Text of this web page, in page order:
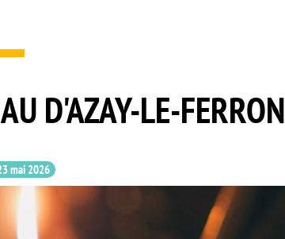
D'AZAY-LE-FERRON
mai 2026